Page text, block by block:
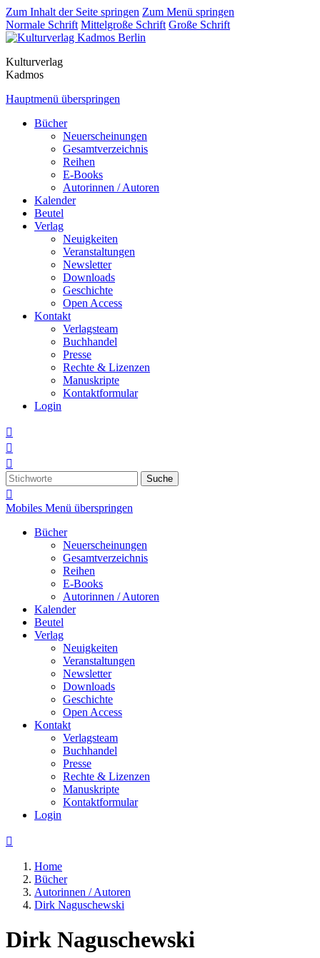
Zum Inhalt der Seite springen Zum Menü springen
Normale Schrift Mittelgroße Schrift Große Schrift
Kulturverlag
Kadmos
Hauptmenü überspringen
Bücher
Neuerscheinungen
Gesamtverzeichnis
Reihen
E-Books
Autorinnen / Autoren
Kalender
Beutel
Verlag
Neuigkeiten
Veranstaltungen
Newsletter
Downloads
Geschichte
Open Access
Kontakt
Verlagsteam
Buchhandel
Presse
Rechte & Lizenzen
Manuskripte
Kontaktformular
Login



Suche

Mobiles Menü überspringen
Bücher
Neuerscheinungen
Gesamtverzeichnis
Reihen
E-Books
Autorinnen / Autoren
Kalender
Beutel
Verlag
Neuigkeiten
Veranstaltungen
Newsletter
Downloads
Geschichte
Open Access
Kontakt
Verlagsteam
Buchhandel
Presse
Rechte & Lizenzen
Manuskripte
Kontaktformular
Login

Home
Bücher
Autorinnen / Autoren
Dirk Naguschewski
Dirk Naguschewski